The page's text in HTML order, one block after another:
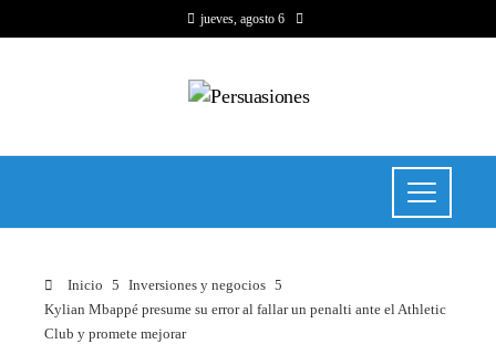
jueves, agosto 6
Inicio
Inversiones y negocios
Kylian Mbappé presume su error al fallar un penalti ante el Athletic
Club y promete mejorar